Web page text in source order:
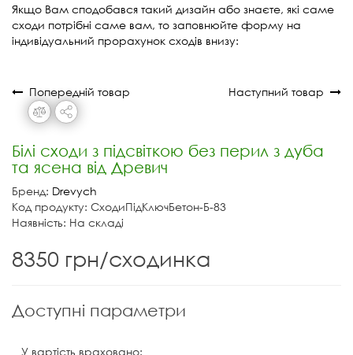
Якщо Вам сподобався такий дизайн або знаєте, які саме
сходи потрібні саме вам, то заповнюйте форму на
індивідуальний прорахунок сходів внизу:
Попередній товар Наступний товар
Білі сходи з підсвіткою без перил з дуба
та ясена від Древич
Бренд: Drevych
Код продукту: СходиПідКлючБетон-Б-83
Наявність: На складі
8350 грн/сходинка
Доступні параметри
У вартість враховано: